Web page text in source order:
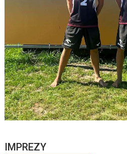
IMPREZY